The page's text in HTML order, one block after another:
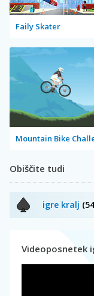
Faily Skater
Mountain Bike
Obiščite tudi
igre kralj
Videoposnetek